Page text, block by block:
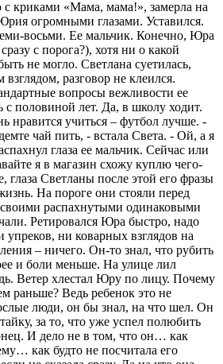
криками «Мама, мама!», замерла на
огромными глазами. Уставился.
восьми. Ее мальчик. Конечно, Юра
с порога?), хотя ни о какой
не могло. Светлана суетилась,
взглядом, разговор не клеился.
вопросы вежливости ее
половиной лет. Да, в школу ходит.
нравится учиться – футбол лучше. -
чай пить, - встала Света. - Ой, а я
глаза ее мальчик. Сейчас или
я в магазин схожу куплю чего-
глаза Светланы после этой его фразы
На пороге они стояли перед
распахнутыми одинаковыми
Ретировался Юра быстро, надо
ни коварных взглядов на
– ничего. Он-то знал, что рубить
и боли меньше. На улице лил
Ветер хлестал Юру по лицу. Почему
раньше? Ведь ребенок это не
люди, он бы знал, на что шел. Он
за то, что уже успел полюбить
И дело не в том, что он… как
как будто не посчитала его